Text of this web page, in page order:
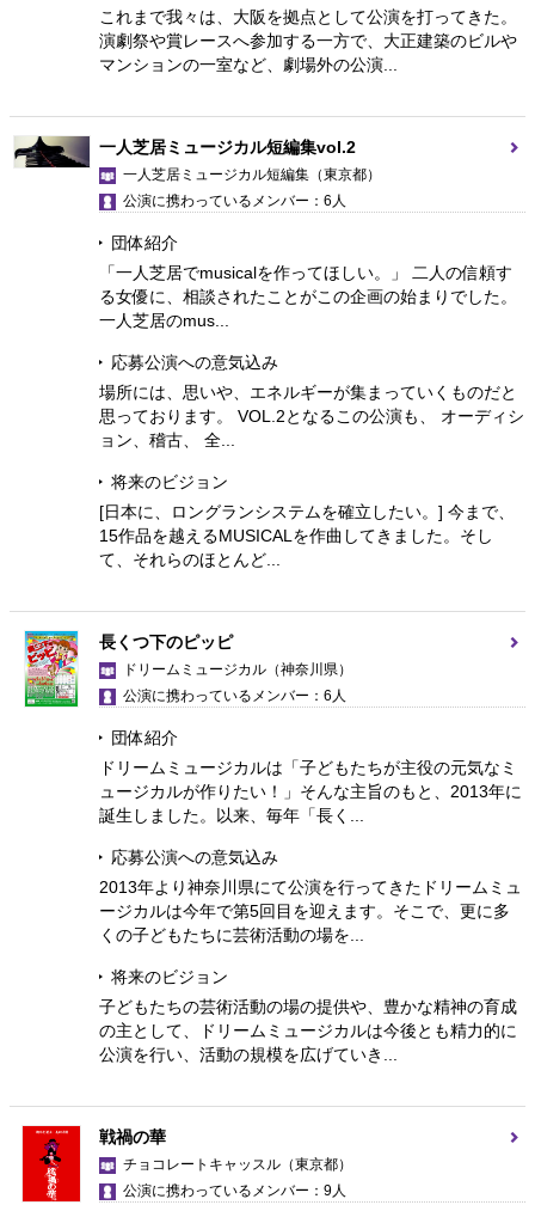
これまで我々は、大阪を拠点として公演を打ってきた。
演劇祭や賞レースへ参加する一方で、大正建築のビルや
マンションの一室など、劇場外の公演...
一人芝居ミュージカル短編集vol.2
一人芝居ミュージカル短編集 （東京都）
公演に携わっているメンバー：6人
団体紹介
「一人芝居でmusicalを作ってほしい。」 二人の信頼す
る女優に、相談されたことがこの企画の始まりでした。
一人芝居のmus...
応募公演への意気込み
場所には、思いや、エネルギーが集まっていくものだと
思っております。 VOL.2となるこの公演も、 オーディシ
ョン、稽古、 全...
将来のビジョン
[日本に、ロングランシステムを確立したい。] 今まで、
15作品を越えるMUSICALを作曲してきました。そし
て、それらのほとんど...
長くつ下のピッピ
ドリームミュージカル （神奈川県）
公演に携わっているメンバー：6人
団体紹介
ドリームミュージカルは「子どもたちが主役の元気なミ
ュージカルが作りたい！」そんな主旨のもと、2013年に
誕生しました。以来、毎年「長く...
応募公演への意気込み
2013年より神奈川県にて公演を行ってきたドリームミュ
ージカルは今年で第5回目を迎えます。そこで、更に多
くの子どもたちに芸術活動の場を...
将来のビジョン
子どもたちの芸術活動の場の提供や、豊かな精神の育成
の主として、ドリームミュージカルは今後とも精力的に
公演を行い、活動の規模を広げていき...
戦禍の華
チョコレートキャッスル （東京都）
公演に携わっているメンバー：9人